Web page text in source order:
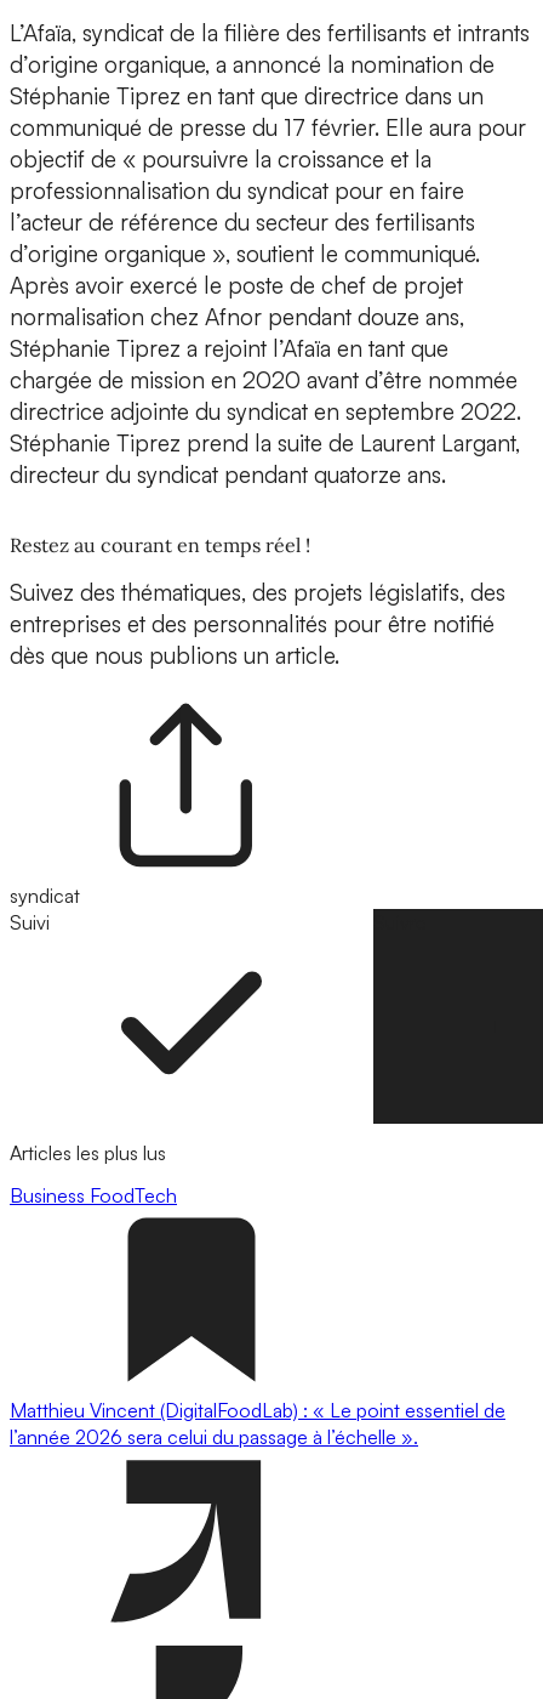
L’Afaïa, syndicat de la filière des fertilisants et intrants
d’origine organique, a annoncé la nomination de
Stéphanie Tiprez en tant que directrice dans un
communiqué de presse du 17 février. Elle aura pour
objectif de « poursuivre la croissance et la
professionnalisation du syndicat pour en faire
l’acteur de référence du secteur des fertilisants
d’origine organique », soutient le communiqué.
Après avoir exercé le poste de chef de projet
normalisation chez Afnor pendant douze ans,
Stéphanie Tiprez a rejoint l’Afaïa en tant que
chargée de mission en 2020 avant d’être nommée
directrice adjointe du syndicat en septembre 2022.
Stéphanie Tiprez prend la suite de Laurent Largant,
directeur du syndicat pendant quatorze ans.
Restez au courant en temps réel !
Suivez des thématiques, des projets législatifs, des
entreprises et des personnalités pour être notifié
dès que nous publions un article.
syndicat
Suivi
Articles les plus lus
Business FoodTech
Matthieu Vincent (DigitalFoodLab) : « Le point essentiel de
l’année 2026 sera celui du passage à l’échelle ».